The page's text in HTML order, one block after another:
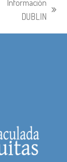
Información
DUBLIN